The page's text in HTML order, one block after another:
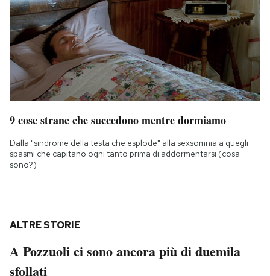
9 cose strane che succedono mentre dormiamo
Dalla "sindrome della testa che esplode" alla sexsomnia a quegli
spasmi che capitano ogni tanto prima di addormentarsi (cosa
sono?)
ALTRE STORIE
A Pozzuoli ci sono ancora più di duemila
sfollati